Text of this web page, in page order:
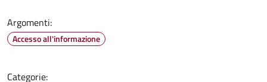
Argomenti:
Accesso all'informazione
Categorie: